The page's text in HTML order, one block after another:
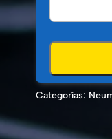
Categorías: